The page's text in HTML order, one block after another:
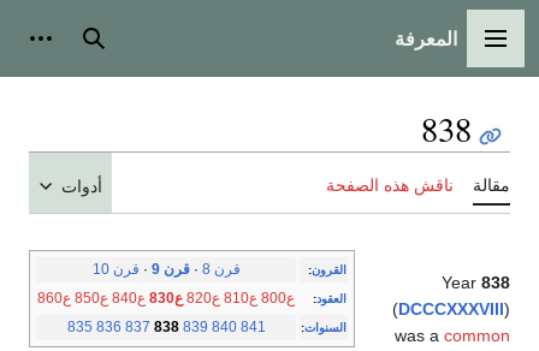
القائمة الرئيسية
المعرفة بحث
838
مقالة ناقش هذه الصفحة أدوات
القرون: قرن 8 ·قرن 9 · قرن 10
العقود: ع800 ع810 ع820 ع830 ع840 ع850 ع860
السنوات:
835 836 837 838 839 840 841
Year 838
(DCCCXXXVIII)
was a common